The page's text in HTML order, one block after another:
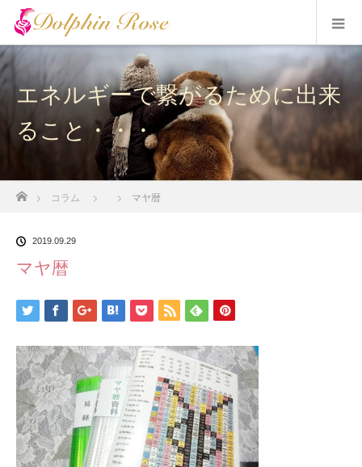
エネルギーで繋がるために出来
ること・・・
コラム マヤ暦
2019.09.29
マヤ暦